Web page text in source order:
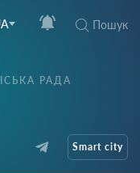
Пошук
РАДА
Smart city